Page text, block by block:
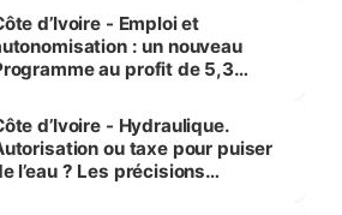
Yamoussoukro
d’Ivoire - Emploi et
: un nouveau
au profit de 5,3
d’Ivoire - Hydraulique.
ou taxe pour puiser
l’eau ? Les précisions